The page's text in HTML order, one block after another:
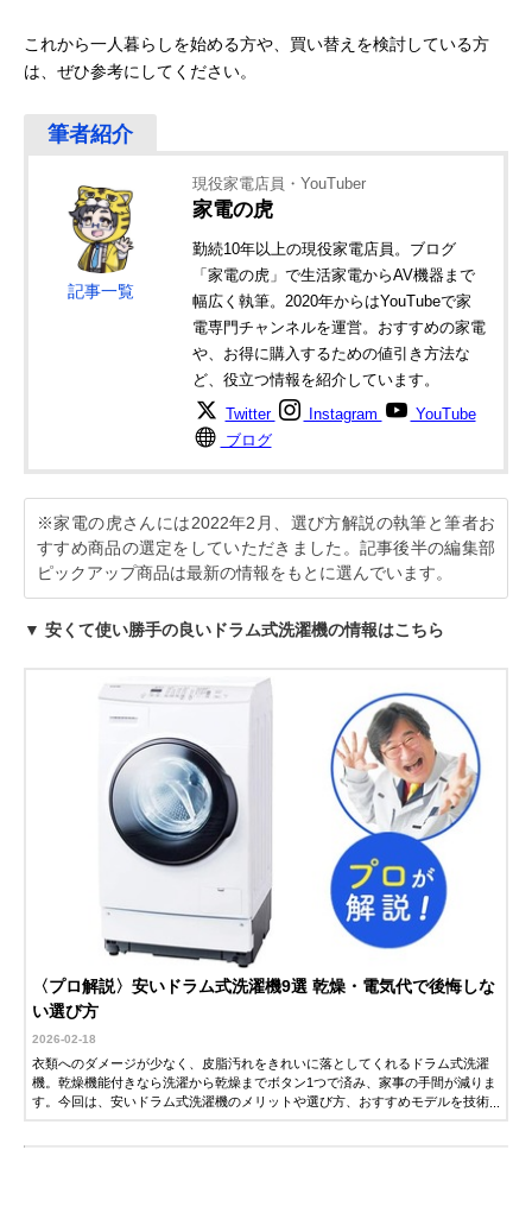
これから一人暮らしを始める方や、買い替えを検討している方
は、ぜひ参考にしてください。
記事一覧
現役家電店員・YouTuber
家電の虎
勤続10年以上の現役家電店員。ブログ
「家電の虎」で生活家電からAV機器まで
幅広く執筆。2020年からはYouTubeで家
電専門チャンネルを運営。おすすめの家電
や、お得に購入するための値引き方法な
ど、役立つ情報を紹介しています。
Twitter Instagram
YouTube
ブログ
※家電の虎さんには2022年2月、選び方解説の執筆と筆者お
すすめ商品の選定をしていただきました。記事後半の編集部
ピックアップ商品は最新の情報をもとに選んでいます。
▼ 安くて使い勝手の良いドラム式洗濯機の情報はこちら
〈プロ解説〉安いドラム式洗濯機9選 乾燥・電気代で後悔しな
い選び方
2026-02-18
衣類へのダメージが少なく、皮脂汚れをきれいに落としてくれるドラム式洗濯
機。乾燥機能付きなら洗濯から乾燥までボタン1つで済み、家事の手間が減りま
す。今回は、安いドラム式洗濯機のメリットや選び方、おすすめモデルを技術